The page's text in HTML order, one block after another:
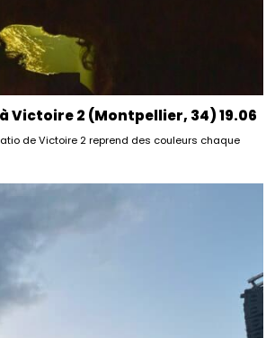
Victoire 2 (Montpellier, 34) 19.06
de Victoire 2 reprend des couleurs chaque